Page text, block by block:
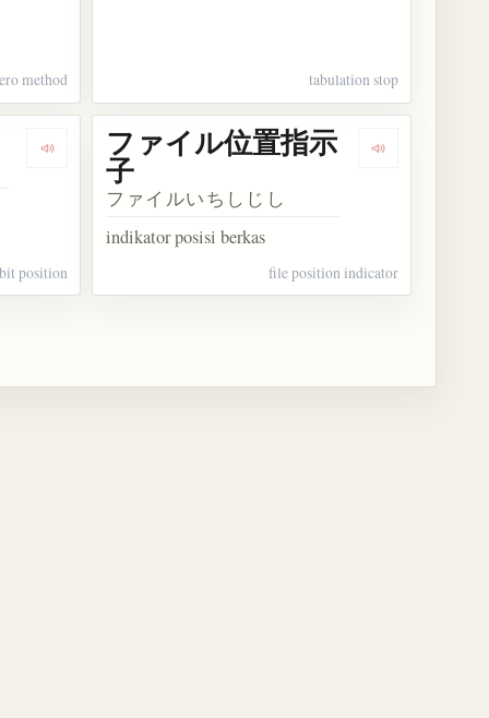
method tabulation stop
Dengarkan kosakata ビット位置
position
Dengarkan
ファイル位置指示
子
ファイルいちしじし
indikator posisi berkas
file position indicator